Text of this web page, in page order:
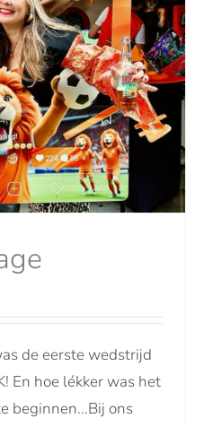
de eerste wedstrijd
En hoe lékker was het
beginnen...Bij ons